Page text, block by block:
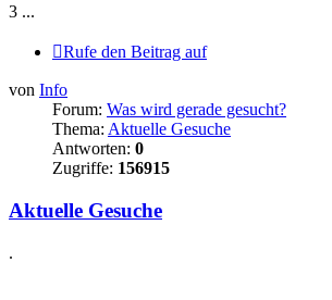
3 ...
Rufe den Beitrag auf
von Info
Forum: Was wird gerade gesucht?
Thema: Aktuelle Gesuche
Antworten: 0
Zugriffe: 156915
Aktuelle Gesuche
.